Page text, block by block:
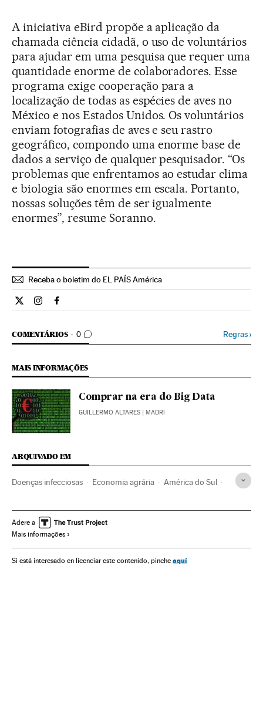
A iniciativa eBird propõe a aplicação da
chamada ciência cidadã, o uso de voluntários
para ajudar em uma pesquisa que requer uma
quantidade enorme de colaboradores. Esse
programa exige cooperação para a
localização de todas as espécies de aves no
México e nos Estados Unidos. Os voluntários
enviam fotografias de aves e seu rastro
geográfico, compondo uma enorme base de
dados a serviço de qualquer pesquisador. “Os
problemas que enfrentamos ao estudar clima
e biologia são enormes em escala. Portanto,
nossas soluções têm de ser igualmente
enormes”, resume Soranno.
Receba o boletim do EL PAÍS América
Ciencia El País Brasil en Twitter
Ciencia El País Brasil en Instagram
Ciencia El País Brasil en Facebook
COMENTÁRIOS 0
COMENTÁRIOS Regras›
MAIS INFORMAÇÕES
Comprar na era do Big Data
GUILLERMO ALTARES | MADRI
ARQUIVADO EM
Doenças infecciosas Economia agrária América do Sul
Agricultura América Ciências naturais
Enfarte miocárdio
Telecomunicações Saúde Comunicações Ebola
Adere a
Mais informações
Si está interesado en licenciar este contenido, pinche aquí